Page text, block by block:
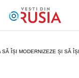
SĂ ÎȘI MODERNIZEZE ȘI SĂ